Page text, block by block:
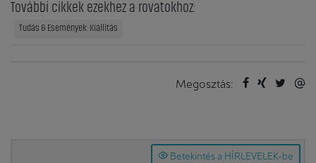
További cikkek ezekhez a rovatokhoz:
Tudás & Események: Kiállítás
Megosztás:
Betekintés a HÍRLEVELEK-be